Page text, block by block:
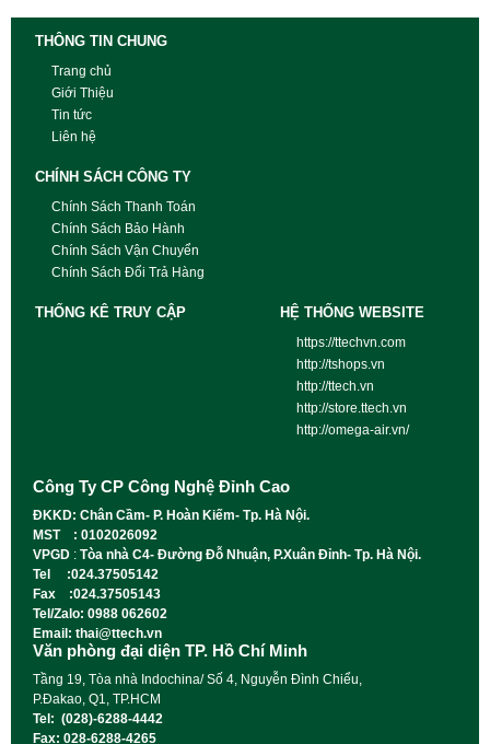
THÔNG TIN CHUNG
Trang chủ
Giới Thiệu
Tin tức
Liên hệ
CHÍNH SÁCH CÔNG TY
Chính Sách Thanh Toán
Chính Sách Bảo Hành
Chính Sách Vận Chuyển
Chính Sách Đổi Trả Hàng
THỐNG KÊ TRUY CẬP HỆ THỐNG WEBSITE
https://ttechvn.com
http://tshops.vn
http://ttech.vn
http://store.ttech.vn
http://omega-air.vn/
Công Ty CP Công Nghệ Đỉnh Cao
ĐKKD: Chân Cầm- P. Hoàn Kiếm- Tp. Hà Nội.
MST : 0102026092
VPGD : Tòa nhà C4- Đường Đỗ Nhuận, P.Xuân Đỉnh- Tp. Hà Nội.
Tel :024.37505142
Fax :024.37505143
Tel/Zalo: 0988 062602
Email: thai@ttech.vn
Văn phòng đại diện TP. Hồ Chí Minh
Tầng 19, Tòa nhà Indochina/ Số 4, Nguyễn Đình Chiểu,
P.Đakao, Q1, TP.HCM
Tel: (028)-6288-4442
Fax: 028-6288-4265